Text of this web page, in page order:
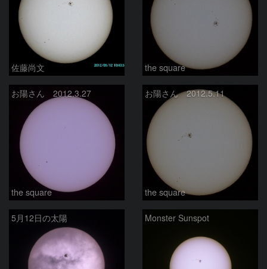
佐藤尚文 the square
お陽さん 2012.3.27
the square
お陽さん 2012.5.11
the square
5月12日の太陽 Monster Sunspot